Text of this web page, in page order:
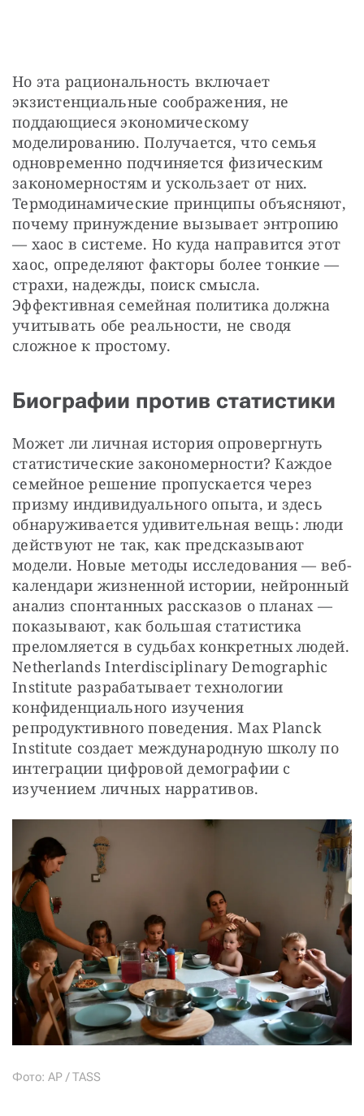
Но эта рациональность включает
экзистенциальные соображения, не
поддающиеся экономическому
моделированию. Получается, что семья
одновременно подчиняется физическим
закономерностям и ускользает от них.
Термодинамические принципы объясняют,
почему принуждение вызывает энтропию
— хаос в системе. Но куда направится этот
хаос, определяют факторы более тонкие —
страхи, надежды, поиск смысла.
Эффективная семейная политика должна
учитывать обе реальности, не сводя
сложное к простому.
Биографии против статистики
Может ли личная история опровергнуть
статистические закономерности? Каждое
семейное решение пропускается через
призму индивидуального опыта, и здесь
обнаруживается удивительная вещь: люди
действуют не так, как предсказывают
модели. Новые методы исследования — веб-
календари жизненной истории, нейронный
анализ спонтанных рассказов о планах —
показывают, как большая статистика
преломляется в судьбах конкретных людей.
Netherlands Interdisciplinary Demographic
Institute разрабатывает технологии
конфиденциального изучения
репродуктивного поведения. Max Planck
Institute создает международную школу по
интеграции цифровой демографии с
изучением личных нарративов.
Фото: AP / TASS